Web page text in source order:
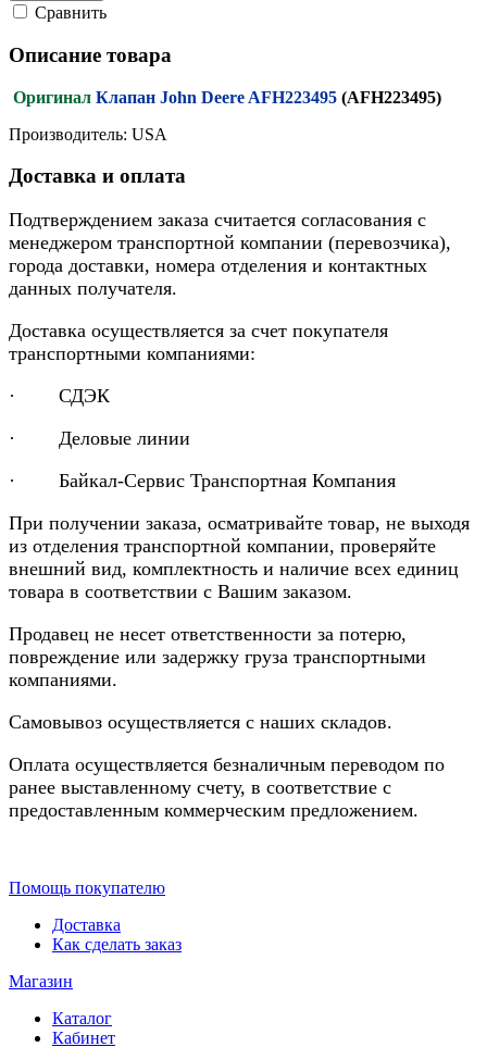
Cравнить
Описание товара
Оригинал Клапан John Deere AFH223495 (AFH223495)
Производитель: USA
Доставка и оплата
Подтверждением заказа считается согласования с
менеджером транспортной компании (перевозчика),
города доставки, номера отделения и контактных
данных получателя.
Доставка осуществляется за счет покупателя
транспортными компаниями:
· СДЭК
· Деловые линии
· Байкал-Сервис Транспортная Компания
При получении заказа, осматривайте товар, не выходя
из отделения транспортной компании, проверяйте
внешний вид, комплектность и наличие всех единиц
товара в соответствии с Вашим заказом.
Продавец не несет ответственности за потерю,
повреждение или задержку груза транспортными
компаниями.
Самовывоз осуществляется с наших складов.
Оплата осуществляется безналичным переводом по
ранее выставленному счету, в соответствие с
предоставленным коммерческим предложением.
Помощь покупателю
Доставка
Как сделать заказ
Магазин
Каталог
Кабинет